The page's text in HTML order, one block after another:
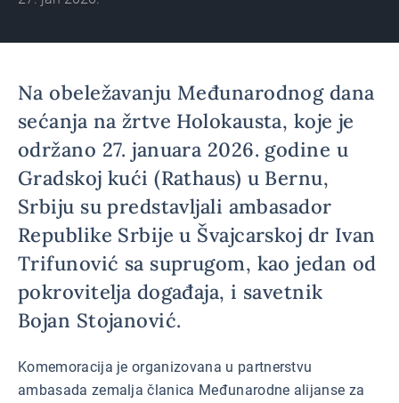
Na obeležavanju Međunarodnog dana
sećanja na žrtve Holokausta, koje je
održano 27. januara 2026. godine u
Gradskoj kući (Rathaus) u Bernu,
Srbiju su predstavljali ambasador
Republike Srbije u Švajcarskoj dr Ivan
Trifunović sa suprugom, kao jedan od
pokrovitelja događaja, i savetnik
Bojan Stojanović.
Komemoracija je organizovana u partnerstvu
ambasada zemalja članica Međunarodne alijanse za